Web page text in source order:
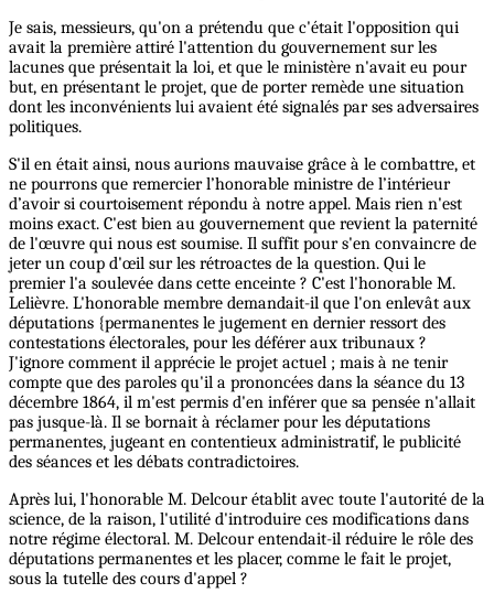
Je sais, messieurs, qu'on a prétendu que c'était l'opposition qui
avait la première attiré l'attention du gouvernement sur les
lacunes que présentait la loi, et que le ministère n'avait eu pour
but, en présentant le projet, que de porter remède une situation
dont les inconvénients lui avaient été signalés par ses adversaires
politiques.
S'il en était ainsi, nous aurions mauvaise grâce à le combattre, et
ne pourrons que remercier l’honorable ministre de l’intérieur
d’avoir si courtoisement répondu à notre appel. Mais rien n'est
moins exact. C'est bien au gouvernement que revient la paternité
de l'œuvre qui nous est soumise. Il suffit pour s'en convaincre de
jeter un coup d'œil sur les rétroactes de la question. Qui le
premier l'a soulevée dans cette enceinte ? C'est l'honorable M.
Lelièvre. L'honorable membre demandait-il que l'on enlevât aux
députations {permanentes le jugement en dernier ressort des
contestations électorales, pour les déférer aux tribunaux ?
J'ignore comment il apprécie le projet actuel ; mais à ne tenir
compte que des paroles qu'il a prononcées dans la séance du 13
décembre 1864, il m'est permis d'en inférer que sa pensée n'allait
pas jusque-là. Il se bornait à réclamer pour les députations
permanentes, jugeant en contentieux administratif, le publicité
des séances et les débats contradictoires.
Après lui, l'honorable M. Delcour établit avec toute l'autorité de la
science, de la raison, l'utilité d'introduire ces modifications dans
notre régime électoral. M. Delcour entendait-il réduire le rôle des
députations permanentes et les placer, comme le fait le projet,
sous la tutelle des cours d'appel ?